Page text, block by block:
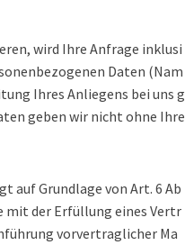
wird Ihre Anfrage inklusi
Daten (Nam
Ihres Anliegens bei uns g
geben wir nicht ohne Ihre
auf Grundlage von Art. 6 Ab
mit der Erfüllung eines Vertr
vorvertraglicher Ma